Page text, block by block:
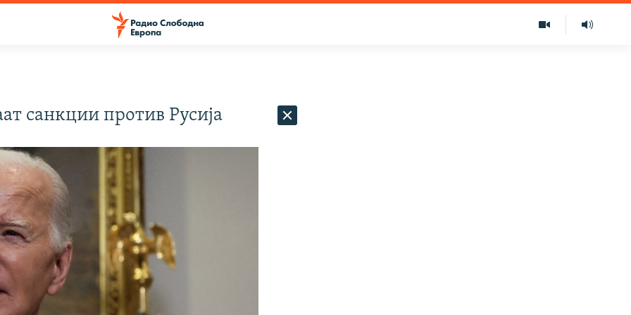
санкции против Русија